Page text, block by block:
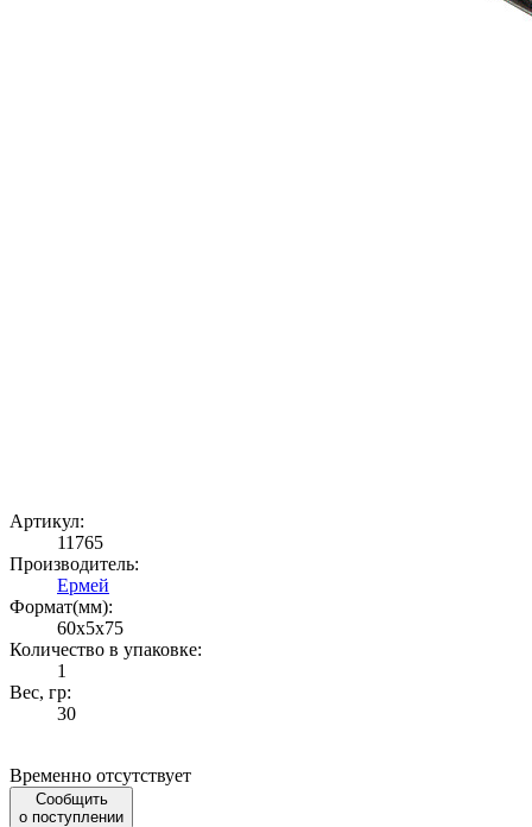
Артикул:
11765
Производитель:
Ермей
Формат(мм):
60x5x75
Количество в упаковке:
1
Вес, гр:
30
Временно отсутствует
Сообщить
о поступлении